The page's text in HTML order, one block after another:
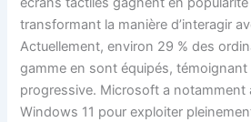
transformant la manière d’interagir
Actuellement, environ 29 % des
gamme en sont équipés, témoignant
progressive. Microsoft a notamment
Windows 11 pour exploiter